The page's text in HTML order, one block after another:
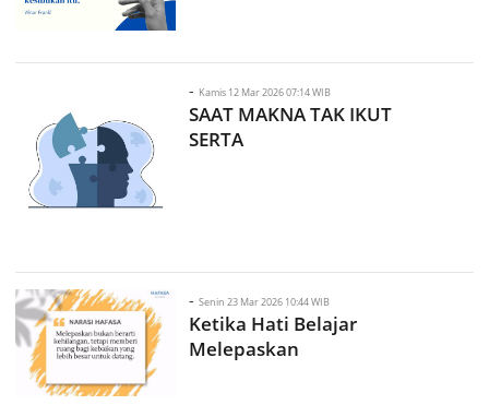
- Kamis 12 Mar 2026 07:14 WIB
SAAT MAKNA TAK IKUT
SERTA
- Senin 23 Mar 2026 10:44 WIB
Ketika Hati Belajar
Melepaskan